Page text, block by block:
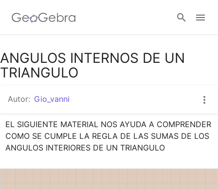
Google Classroom
Abrir sesión
ANGULOS INTERNOS DE UN
TRIANGULO
Autor: Gio_vanni
EL SIGUIENTE MATERIAL NOS AYUDA A COMPRENDER
COMO SE CUMPLE LA REGLA DE LAS SUMAS DE LOS
ANGULOS INTERIORES DE UN TRIANGULO